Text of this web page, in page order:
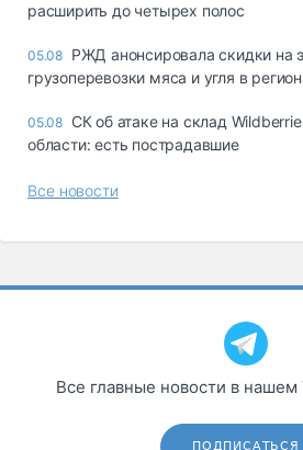
расширить до четырех полос
05.08 РЖД анонсировала скидки на
грузоперевозки мяса и угля в
05.08 СК об атаке на склад
области: есть пострадавшие
Все новости
Все главные новости в нашем
ПОДПИСАТЬСЯ